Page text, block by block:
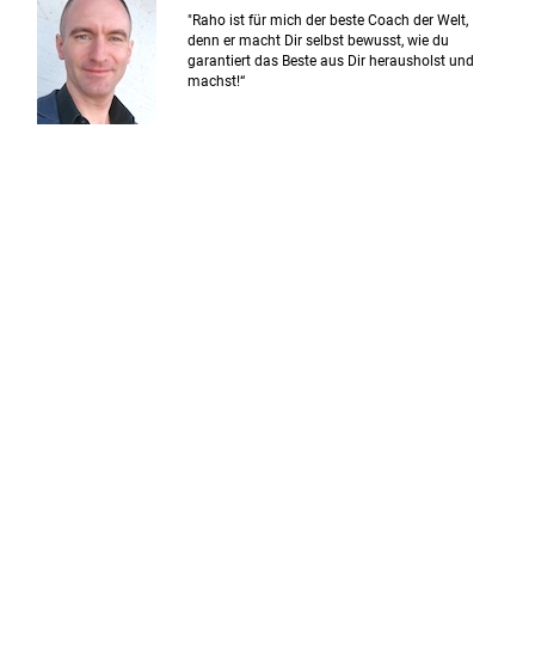
"Raho ist für mich der beste Coach der Welt,
denn er macht Dir selbst bewusst, wie du
garantiert das Beste aus Dir herausholst und
machst!“